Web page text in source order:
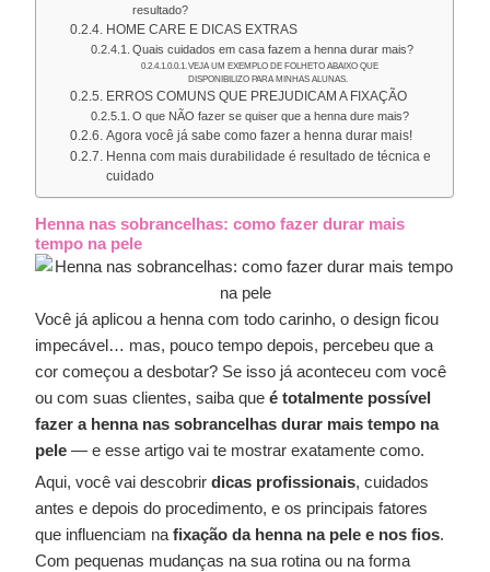
resultado?
HOME CARE E DICAS EXTRAS
Quais cuidados em casa fazem a henna durar mais?
VEJA UM EXEMPLO DE FOLHETO ABAIXO QUE
DISPONIBILIZO PARA MINHAS ALUNAS.
ERROS COMUNS QUE PREJUDICAM A FIXAÇÃO
O que NÃO fazer se quiser que a henna dure mais?
Agora você já sabe como fazer a henna durar mais!
Henna com mais durabilidade é resultado de técnica e
cuidado
Henna nas sobrancelhas: como fazer durar mais
tempo na pele
Você já aplicou a henna com todo carinho, o design ficou
impecável… mas, pouco tempo depois, percebeu que a
cor começou a desbotar? Se isso já aconteceu com você
ou com suas clientes, saiba queé totalmente possível
fazer a henna nas sobrancelhas durar mais tempo na
pele — e esse artigo vai te mostrar exatamente como.
Aqui, você vai descobrirdicas profissionais, cuidados
antes e depois do procedimento, e os principais fatores
que influenciam nafixação da henna na pele e nos fios.
Com pequenas mudanças na sua rotina ou na forma